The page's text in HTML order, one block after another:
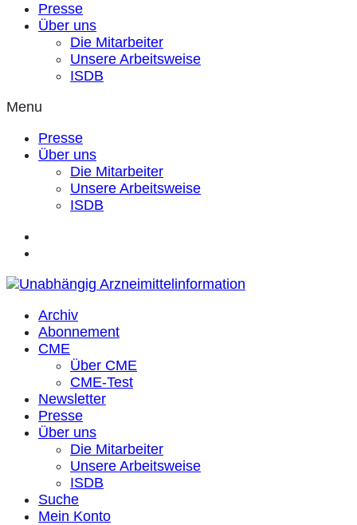
Presse
Über uns
Die Mitarbeiter
Unsere Arbeitsweise
ISDB
Menu
Presse
Über uns
Die Mitarbeiter
Unsere Arbeitsweise
ISDB
Archiv
Abonnement
CME
Über CME
CME-Test
Newsletter
Presse
Über uns
Die Mitarbeiter
Unsere Arbeitsweise
ISDB
Suche
Mein Konto